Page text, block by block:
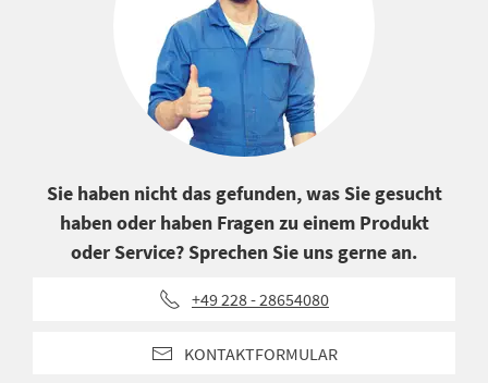
Sie haben nicht das gefunden, was Sie gesucht
haben oder haben Fragen zu einem Produkt
oder Service? Sprechen Sie uns gerne an.
+49 228 - 28654080
KONTAKTFORMULAR